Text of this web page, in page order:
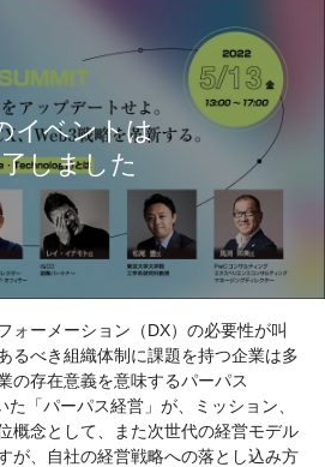
ォーメーション（DX）の必要性が叫
るべき組織体制に課題を持つ企業は多
の存在意義を意味するパーパス
た「パーパス経営」が、ミッション、
概念として、また次世代の経営モデル
が、自社の経営戦略への落とし込み方